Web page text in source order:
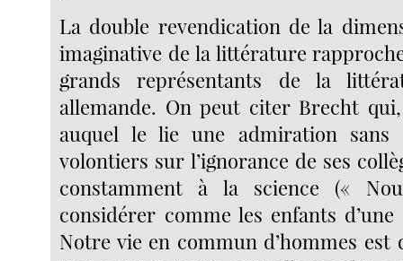
La double revendication de la
imaginative de la littérature
grands représentants de la
allemande. On peut citer Brecht
auquel le lie une admiration sans
volontiers sur l’ignorance de ses
constamment à la science («
considérer comme les enfants
Notre vie en commun d’hommes est